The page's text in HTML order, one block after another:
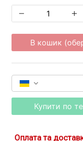
В кошик
Купити по
Оплата та